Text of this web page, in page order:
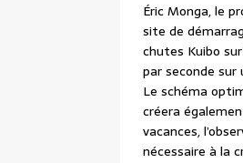
Éric Monga, le
site de
chutes Kuibo
par seconde
Le schéma
créera
vacances,
nécessaire à la